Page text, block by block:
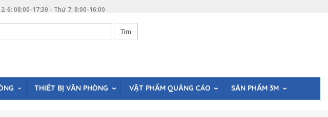
6: 08:00-17:30 - Thứ 7: 8:00-16:00
Tìm
THIẾT BỊ VĂN PHÒNG VẬT PHẨM QUẢNG CÁO SẢN PHẨM 3M